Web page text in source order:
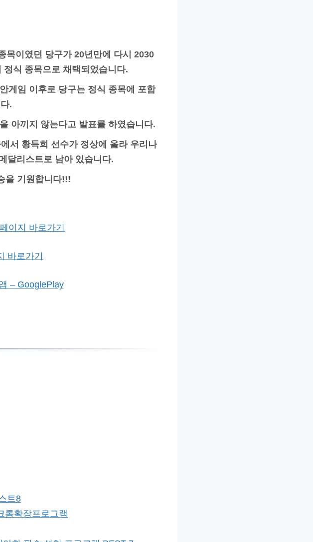
목이였던 당구가 20년만에 다시 2030
식 종목으로 채택되었습니다.
게임 이후로 당구는 정식 종목에 포함
.
아끼지 않는다고 발표를 하였습니다.
서 황득희 선수가 정상에 올라 우리나
달리스트로 남아 있습니다.
을 기원합니다!!!
이지 바로가기
바로가기
– GooglePlay
트8
롬확장프로그램